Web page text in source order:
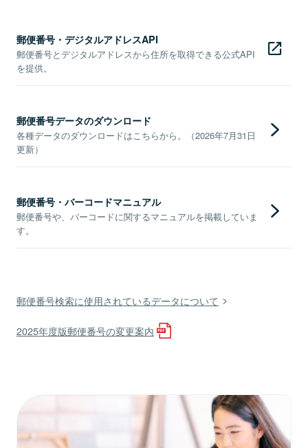
郵便番号・デジタルアドレスAPI
郵便番号とデジタルアドレスから住所を取得できる公式API
を提供。
郵便番号データのダウンロード
各種データのダウンロードはこちらから。（2026年7月31日
更新）
郵便番号・バーコードマニュアル
郵便番号や、バーコードに関するマニュアルを掲載していま
す。
郵便番号検索に使用されているデータについて
2025年度版郵便番号の変更案内